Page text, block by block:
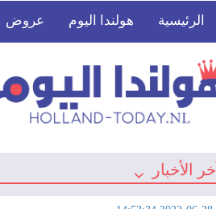
الرئيسية هولندا اليوم عروض
آخر الأخبار
أعصار يضرب في زيلاند